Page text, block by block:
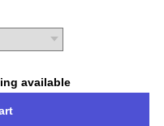
available